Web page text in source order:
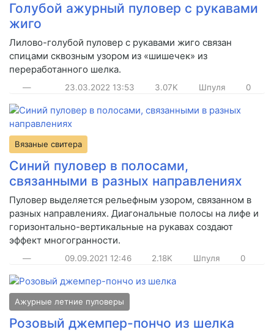
Голубой ажурный пуловер с рукавами
жиго
Лилово-голубой пуловер с рукавами жиго связан
спицами сквозным узором из «шишечек» из
переработанного шелка.
— 23.03.2022 13:53 3.07K Шпуля 0
Вязаные свитера
Синий пуловер в полосами,
связанными в разных направлениях
Пуловер выделяется рельефным узором, связанном в
разных направлениях. Диагональные полосы на лифе и
горизонтально-вертикальные на рукавах создают
эффект многогранности.
— 09.09.2021 12:46 2.18K Шпуля 0
Ажурные летние пуловеры
Розовый джемпер-пончо из шелка